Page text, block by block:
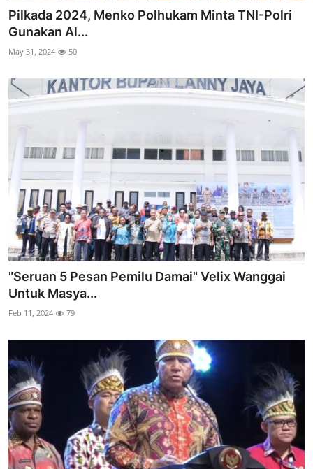
Pilkada 2024, Menko Polhukam Minta TNI-Polri
Gunakan Al...
May 31, 2024 50
"Seruan 5 Pesan Pemilu Damai" Velix Wanggai
Untuk Masya...
Feb 11, 2024 79